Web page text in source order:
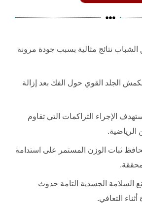
الشباب نتائج مثالية بسبب جودة مرونة
الجلد القوي حول الفك بعد إزالة
الإجراء التراكمات التي تقاوم
الرياضية.
ثبات الوزن المستمر على استدامة
السلامة الجسدية التامة حدوث
التعافي.